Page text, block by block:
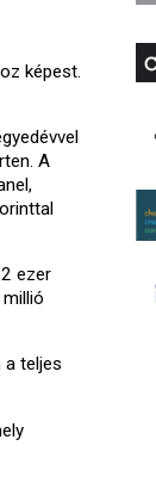
képest.
A
ezer
a teljes